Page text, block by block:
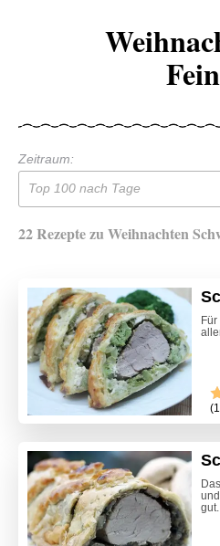
Zeitraum:
Top 100 nach Tage
22 Rezepte zu Weihnachten